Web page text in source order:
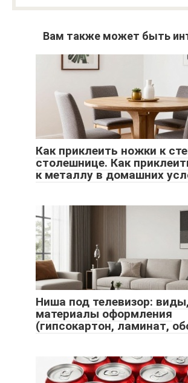
Вам также может быть
Как приклеить ножки к
столешнице. Как
к металлу в домашних
Ниша под телевизор:
материалы оформления
(гипсокартон, ламинат,